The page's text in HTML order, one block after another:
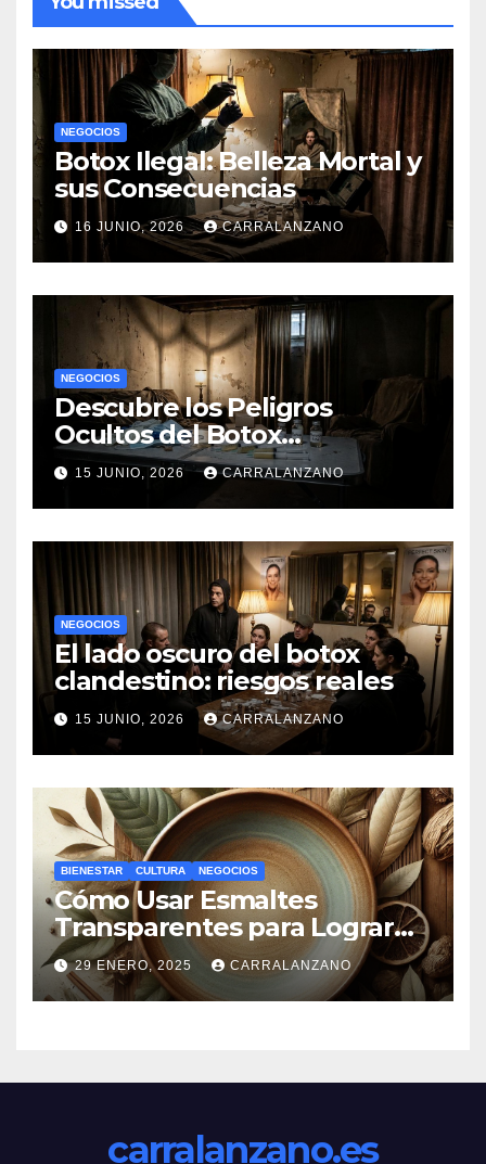
NEGOCIOS
Botox Ilegal: Belleza Mortal y
sus Consecuencias
16 JUNIO, 2026 CARRALANZANO
NEGOCIOS
Descubre los Peligros
Ocultos del Botox
Clandestino
15 JUNIO, 2026 CARRALANZANO
NEGOCIOS
El lado oscuro del botox
clandestino: riesgos reales
15 JUNIO, 2026 CARRALANZANO
BIENESTAR CULTURA NEGOCIOS
Cómo Usar Esmaltes
Transparentes para Lograr
Efectos Naturales
29 ENERO, 2025 CARRALANZANO
carralanzano.es